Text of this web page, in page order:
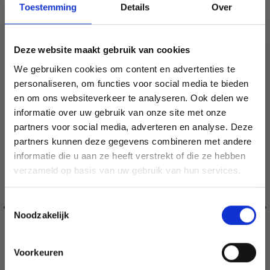
Toestemming Details Over
Deze website maakt gebruik van cookies
We gebruiken cookies om content en advertenties te
personaliseren, om functies voor social media te bieden
en om ons websiteverkeer te analyseren. Ook delen we
informatie over uw gebruik van onze site met onze
partners voor social media, adverteren en analyse. Deze
partners kunnen deze gegevens combineren met andere
informatie die u aan ze heeft verstrekt of die ze hebben
verzameld op basis van uw gebruik van hun services.
Noodzakelijk
Voorkeuren
19% korting
Économisez jusqu'à 50 %
Soyez le premier à connaître nos soldes et